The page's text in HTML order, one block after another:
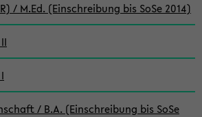
/ M.Ed. (Einschreibung bis SoSe 2014)
/ B.A. (Einschreibung bis SoSe